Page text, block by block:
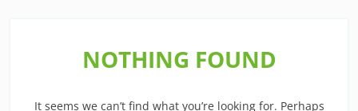
NOTHING FOUND
It seems we can’t find what you’re looking for. Perhaps